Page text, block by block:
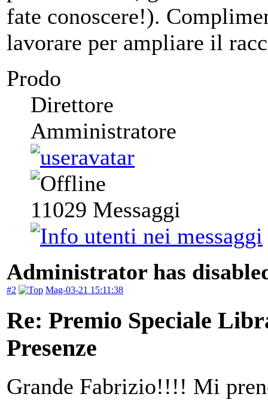
fate conoscere!).
lavorare per ampliare il
Prodo
Direttore
Amministratore
11029 Messaggi
Administrator has
#2 Mag-03-21 15:11:38
Re: Premio Speciale
Presenze
Grande Fabrizio!!!! Mi